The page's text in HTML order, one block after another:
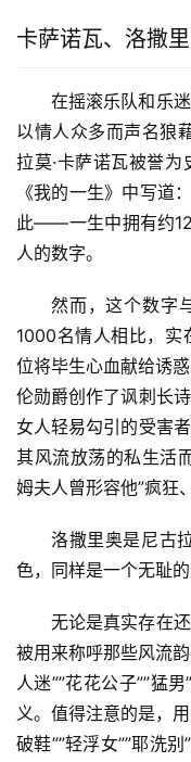
卡萨诺瓦、洛撒
在摇滚乐队和乐
以情人众多而声名狼
拉莫·卡萨诺瓦被誉
《我的一生》中写道
此——一生中拥有约
人的数字。
然而，这个数字
1000名情人相比，实
位将毕生心血献给诱
伦勋爵创作了讽刺长
女人轻易勾引的受害
其风流放荡的私生活
姆夫人曾形容他”疯狂
洛撒里奥是尼古
色，同样是一个无耻的
无论是真实存在
被用来称呼那些风流
人迷””花花公子””猛
义。值得注意的是，
破鞋””轻浮女””耶洗